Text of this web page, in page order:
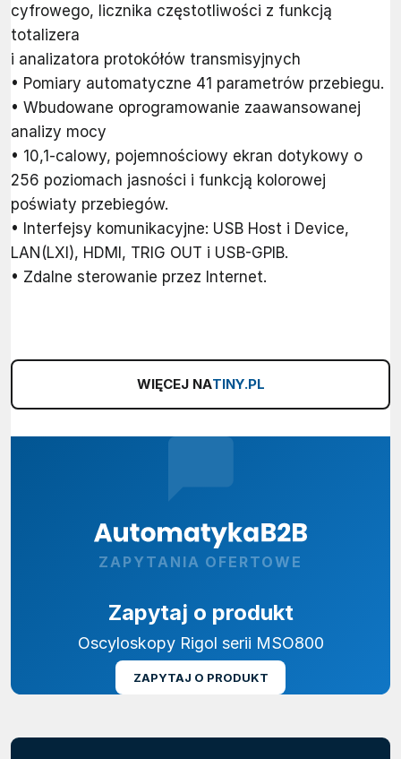
cyfrowego, licznika częstotliwości z funkcją
totalizera
i analizatora protokółów transmisyjnych
• Pomiary automatyczne 41 parametrów przebiegu.
• Wbudowane oprogramowanie zaawansowanej
analizy mocy
• 10,1-calowy, pojemnościowy ekran dotykowy o
256 poziomach jasności i funkcją kolorowej
poświaty przebiegów.
• Interfejsy komunikacyjne: USB Host i Device,
LAN(LXI), HDMI, TRIG OUT i USB-GPIB.
• Zdalne sterowanie przez Internet.
WIĘCEJ NATINY.PL
ZAPYTANIA OFERTOWE
Zapytaj o produkt
Oscyloskopy Rigol serii MSO800
ZAPYTAJ O PRODUKT